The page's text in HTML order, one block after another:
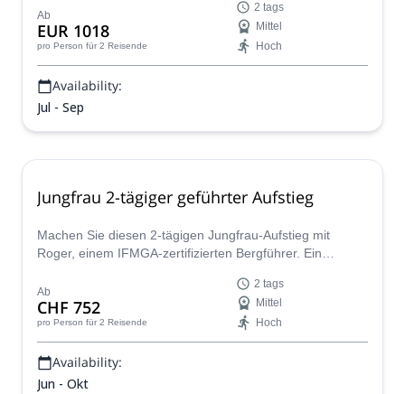
Ab
EUR 1018
pro Person für 2 Reisende
2 tags
Mittel
Hoch
Availability:
Jul - Sep
Jungfrau 2-tägiger geführter Aufstieg
Machen Sie diesen 2-tägigen Jungfrau-Aufstieg mit
Roger, einem IFMGA-zertifizierten Bergführer. Ein
Berner Alpen.
Ab
CHF 752
pro Person für 2 Reisende
2 tags
Mittel
Hoch
Availability:
Jun - Okt